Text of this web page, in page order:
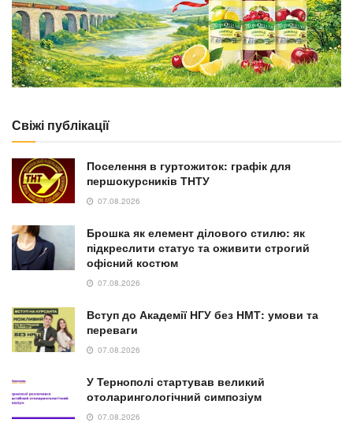
Свіжі публікації
Поселення в гуртожиток: графік для
першокурсників ТНТУ
07.08.2026
Брошка як елемент ділового стилю: як
підкреслити статус та оживити строгий
офісний костюм
07.08.2026
Вступ до Академії НГУ без НМТ: умови та
переваги
07.08.2026
У Тернополі стартував великий
отоларингологічний симпозіум
07.08.2026